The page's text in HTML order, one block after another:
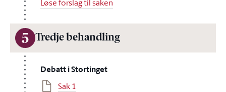
Løse forslag til saken
5 Tredje behandling
Debatt i Stortinget
Sak 1